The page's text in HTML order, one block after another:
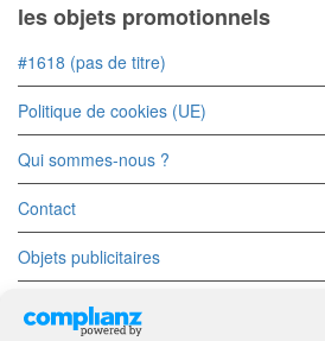
les objets promotionnels
#1618 (pas de titre)
Politique de cookies (UE)
Qui sommes-nous ?
Contact
Objets publicitaires
Objets Divers